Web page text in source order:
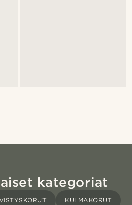
kategoriat
KULMAKORUT